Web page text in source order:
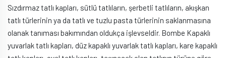
Sızdırmaz tatlı kapları, sütlü tatlıların, şerbetli tatlıların, akışkan
tatlı türlerinin ya da tatlı ve tuzlu pasta türlerinin saklanmasına
olanak tanıması bakımından oldukça işlevseldir. Bombe Kapaklı
yuvarlak tatlı kapları, düz kapaklı yuvarlak tatlı kapları, kare kapaklı